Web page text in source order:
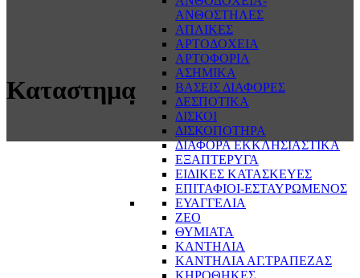
ΑΝΘΟΣΤΗΛΕΣ
ΑΠΛΙΚΕΣ
ΑΡΤΟΔΟΧΕΙΑ
ΑΡΤΟΦΟΡΙΑ
ΑΣΗΜΙΚΑ
ΒΑΣΕΙΣ ΔΙΑΦΟΡΕΣ
ΔΕΣΠΟΤΙΚΑ
ΔΙΣΚΟΙ
ΔΙΣΚΟΠΟΤΗΡΑ
ΔΙΑΦΟΡΑ ΕΚΚΛΗΣΙΑΣΤΙΚΑ
ΕΞΑΠΤΕΡΥΓΑ
ΕΙΔΙΚΕΣ ΚΑΤΑΣΚΕΥΕΣ
ΕΠΙΤΑΦΙΟΙ-ΕΣΤΑΥΡΩΜΕΝΟΣ
ΕΥΑΓΓΕΛΙΑ
ΖΕΟ
ΘΥΜΙΑΤΑ
ΚΑΝΤΗΛΙΑ
ΚΑΝΤΗΛΙΑ ΑΓ.ΤΡΑΠΕΖΑΣ
ΚΗΡΟΘΗΚΕΣ
Καταστημα